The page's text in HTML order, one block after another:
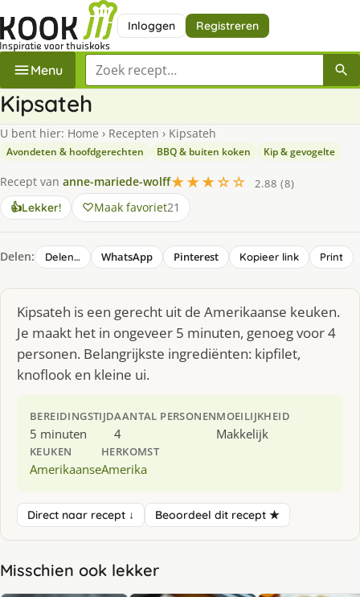
Inloggen Registreren
Menu Zoek een recept
Kipsateh
U bent hier: Home › Recepten › Kipsateh
Avondeten & hoofdgerechten BBQ & buiten koken Kip & gevogelte
Recept van anne-mariede-wolff★★★☆☆
2.88 (8)
👍Lekker! Maak favoriet21
Delen: Delen… WhatsApp Pinterest Kopieer link Print
Kipsateh is een gerecht uit de Amerikaanse keuken.
Je maakt het in ongeveer 5 minuten, genoeg voor 4
personen. Belangrijkste ingrediënten: kipfilet,
knoflook en kleine ui.
BEREIDINGSTIJD
5 minuten
AANTAL PERSONEN
4
MOEILIJKHEID
Makkelijk
KEUKEN
Amerikaanse
HERKOMST
Amerika
Direct naar recept ↓ Beoordeel dit recept ★
Misschien ook lekker